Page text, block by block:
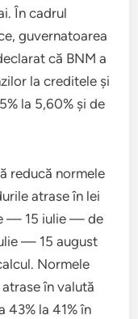
În cadrul
guvernatoarea
că BNM a
la creditele și
la 5,60% și de
reducă normele
atrase în lei
— 15 iulie — de
— 15 august
Normele
în valută
43% la 41% în